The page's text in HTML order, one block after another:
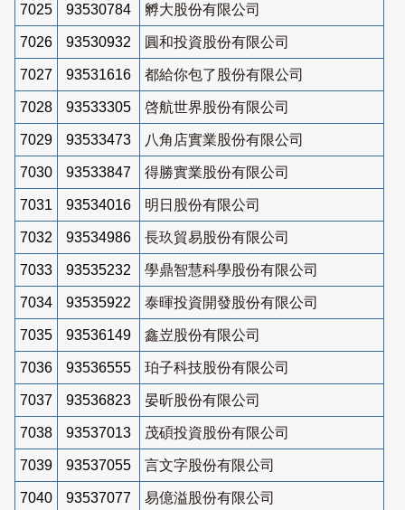
7025 93530784 孵大股份有限公司
7026 93530932 圓和投資股份有限公司
7027 93531616 都給你包了股份有限公司
7028 93533305 啓航世界股份有限公司
7029 93533473 八角店實業股份有限公司
7030 93533847 得勝實業股份有限公司
7031 93534016 明日股份有限公司
7032 93534986 長玖貿易股份有限公司
7033 93535232 學鼎智慧科學股份有限公司
7034 93535922 泰暉投資開發股份有限公司
7035 93536149 鑫岦股份有限公司
7036 93536555 珀子科技股份有限公司
7037 93536823 晏昕股份有限公司
7038 93537013 茂碩投資股份有限公司
7039 93537055 言文字股份有限公司
7040 93537077 易億溢股份有限公司